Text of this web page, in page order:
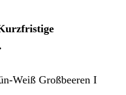
Weiß Großbeeren I